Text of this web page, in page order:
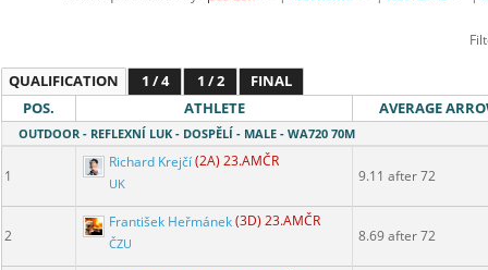
QUALIFICATION 1 / 4 1 / 2
FINAL
POS.
ATHLETE AVERAGE
OUTDOOR - REFLEXNÍ LUK - DOSPĚLÍ - MALE - WA720 70M
1
Richard Krejčí(2A) 23.AMČR
UK 9.11 after 72
2
František Heřmánek(3D) 23.AMČR
ČZU 8.69 after 72